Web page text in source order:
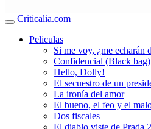
Criticalia.com
Peliculas
Si me voy, ¿me echarán
Confidencial (Black bag)
Hello, Dolly!
El secuestro de un
La ironía del amor
El bueno, el feo y el
Dos fiscales